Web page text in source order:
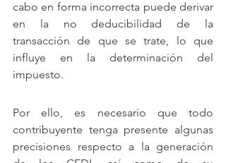
cabo en forma incorrecta puede derivar
en la no deducibilidad de la
transacción de que se trate, lo que
influye en la determinación del
impuesto.
Por ello, es necesario que todo
contribuyente tenga presente algunas
precisiones respecto a la generación